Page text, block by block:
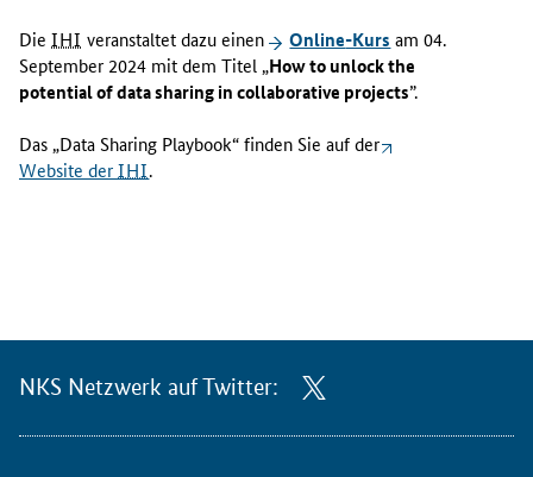
Die IHI veranstaltet dazu einen Online-Kurs am 04.
September 2024 mit dem Titel „How to unlock the
potential of data sharing in collaborative projects”.
Das „Data Sharing Playbook“ finden Sie auf der
Website derIHI.
NKS Netzwerk auf Twitter: